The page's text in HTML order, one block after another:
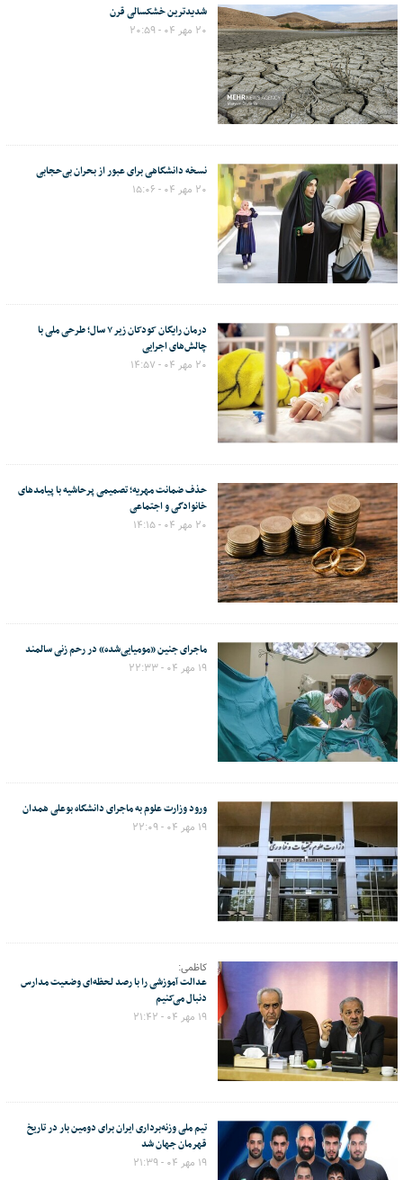
شدیدترین خشکسالی قرن
۲۰ مهر ۰۴ - ۲۰:۵۹
نسخه دانشگاهی برای عبور از بحران بی‌حجابی
۲۰ مهر ۰۴ - ۱۵:۰۶
درمان رایگان کودکان زیر ۷ سال؛ طرحی ملی با
چالش‌های اجرایی
۲۰ مهر ۰۴ - ۱۴:۵۷
حذف ضمانت مهریه؛ تصمیمی پرحاشیه با پیامدهای
خانوادگی و اجتماعی
۲۰ مهر ۰۴ - ۱۴:۱۵
ماجرای جنین «مومیایی‌شده» در رحم زنی سالمند
۱۹ مهر ۰۴ - ۲۲:۳۳
ورود وزارت علوم به ماجرای دانشگاه بوعلی همدان
۱۹ مهر ۰۴ - ۲۲:۰۹
کاظمی:
عدالت آموزشی را با رصد لحظه‌ای وضعیت مدارس
دنبال می‌کنیم
۱۹ مهر ۰۴ - ۲۱:۴۲
تیم ملی وزنه‌برداری ایران برای دومین بار در تاریخ
قهرمان جهان شد
۱۹ مهر ۰۴ - ۲۱:۳۹